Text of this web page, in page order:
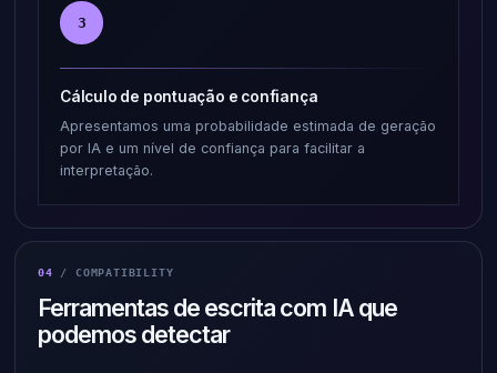
3
Cálculo de pontuação e confiança
Apresentamos uma probabilidade estimada de geração
por IA e um nível de confiança para facilitar a
interpretação.
04 / COMPATIBILITY
Ferramentas de escrita com IA que
podemos detectar